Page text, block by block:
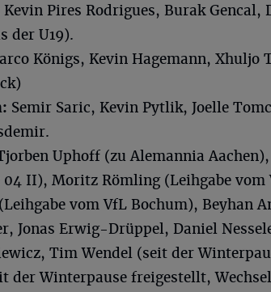
Kevin Pires Rodrigues, Burak Gencal,
der U19).
Königs, Kevin Hagemann, Xhuljo
Semir Saric, Kevin Pytlik, Joelle
Uphoff (zu Alemannia
04 II), Moritz Römling (Leihgabe
vom VfL Bochum), Beyhan
Jonas Erwig-Drüppel, Daniel
Tim Wendel (seit der
der Winterpause freigestellt,